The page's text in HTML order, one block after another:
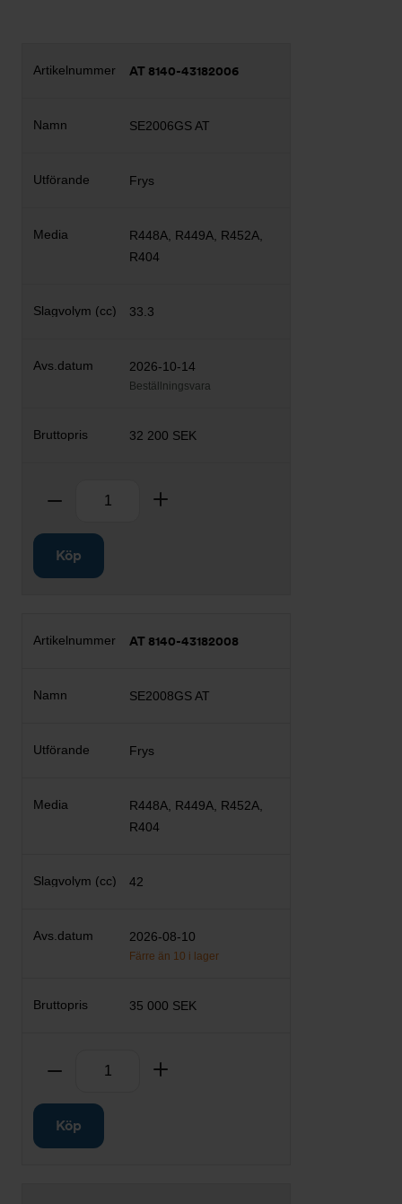
AT 8140-43182006
SE2006GS AT
Frys
R448A, R449A, R452A,
R404
33.3
2026-10-14
Beställningsvara
32 200 SEK
Ta bort
Köp
AT 8140-43182008
SE2008GS AT
Frys
R448A, R449A, R452A,
R404
42
2026-08-10
Färre än 10 i lager
35 000 SEK
Ta bort
Köp